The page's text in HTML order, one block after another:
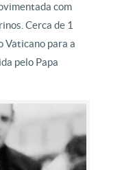
com
Cerca de 1
Vaticano para a
pelo Papa